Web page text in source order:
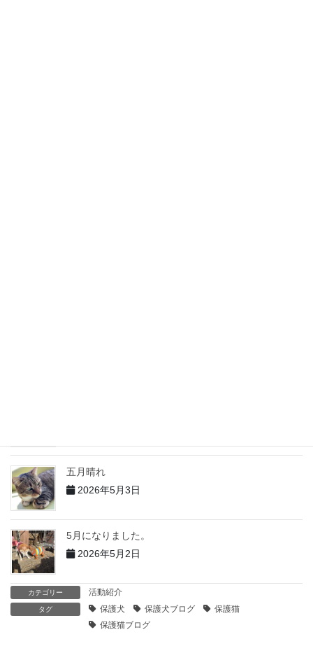
五月晴れ
2026年5月3日
5月になりました。
2026年5月2日
カテゴリー 活動紹介
タグ 保護犬 保護犬ブログ
保護猫
保護猫ブログ